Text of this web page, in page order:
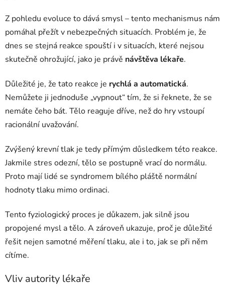
Z pohledu evoluce to dává smysl – tento mechanismus nám
pomáhal přežít v nebezpečných situacích. Problém je, že
dnes se stejná reakce spouští i v situacích, které nejsou
skutečně ohrožující, jako je právě návštěva lékaře.
Důležité je, že tato reakce je rychlá a automatická.
Nemůžete ji jednoduše „vypnout“ tím, že si řeknete, že se
nemáte čeho bát. Tělo reaguje dříve, než do hry vstoupí
racionální uvažování.
Zvýšený krevní tlak je tedy přímým důsledkem této reakce.
Jakmile stres odezní, tělo se postupně vrací do normálu.
Proto mají lidé se syndromem bílého pláště normální
hodnoty tlaku mimo ordinaci.
Tento fyziologický proces je důkazem, jak silně jsou
propojené mysl a tělo. A zároveň ukazuje, proč je důležité
řešit nejen samotné měření tlaku, ale i to, jak se při něm
cítíme.
Vliv autority lékaře